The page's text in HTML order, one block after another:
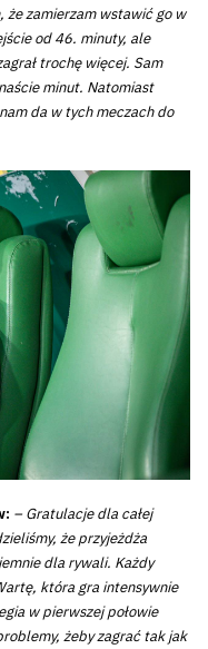
że zamierzam wstawić go w
od 46. minuty, ale
trochę więcej. Sam
minut. Natomiast
da w tych meczach do
– Gratulacje dla całej
że przyjeżdża
dla rywali. Każdy
która gra intensywnie
w pierwszej połowie
żeby zagrać tak jak